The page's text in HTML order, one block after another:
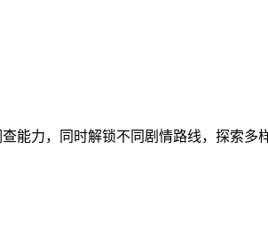
能力，同时解锁不同剧情路线，探索